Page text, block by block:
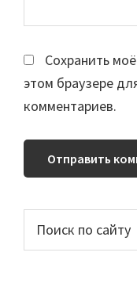
Сохранить
этом браузере
комментариев.
Основной
сайдбар